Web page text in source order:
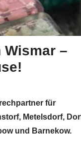
–
für
Metelsdorf,
und Barnekow.